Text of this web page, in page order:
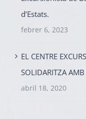
d’Estats.
febrer 6, 2023
EL CENTRE
SOLIDARITZA AMB
abril 18, 2020